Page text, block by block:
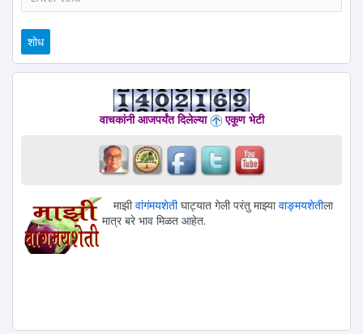
वाचकांनी आजपर्यंत दिलेल्या एकूण भेटी
माझीवांगंमयशेतीघाट्यात गेली परंतु माझ्यावाङ्मयशेतीला
मात्र बरे भाव मिळत आहेत.